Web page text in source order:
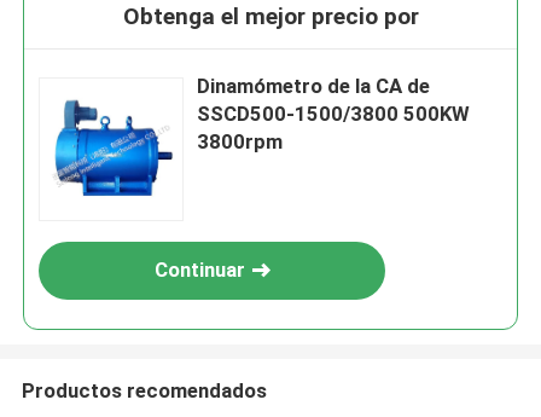
Obtenga el mejor precio por
Dinamómetro de la CA de
SSCD500-1500/3800 500KW
3800rpm
Continuar
Productos recomendados